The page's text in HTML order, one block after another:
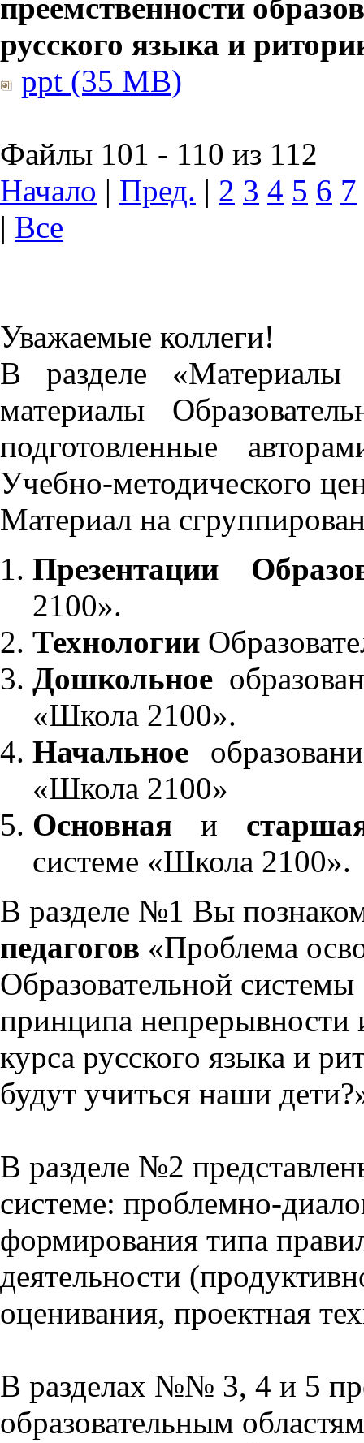
преемственности
русского языка и
ppt (35 MB)
Файлы 101 - 110 из 112
Начало | Пред. | 2 3 4 5 6 7
| Все
Уважаемые коллеги!
В разделе «Материалы
материалы
подготовленные
Учебно-методического
Материал на
Презентации
2100».
Технологии
Дошкольное
«Школа 2100».
Начальное
«Школа 2100»
Основнаяи
системе «Школа 2100».
В разделе №1 Вы
педагогов «Проблема
Образовательной
принципа непрерывности
курса русского языка и
будут учиться наши
В разделе №2
системе: проблемно-
формирования типа
деятельности
оценивания, проектная
В разделах №№ 3, 4 и 5
образовательным